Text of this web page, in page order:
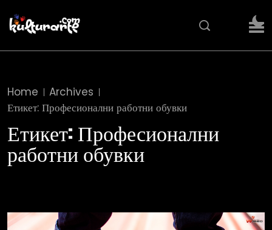
Home
Archives
Етикет: Професионални работни обувки
Етикет:Професионални
работни обувки